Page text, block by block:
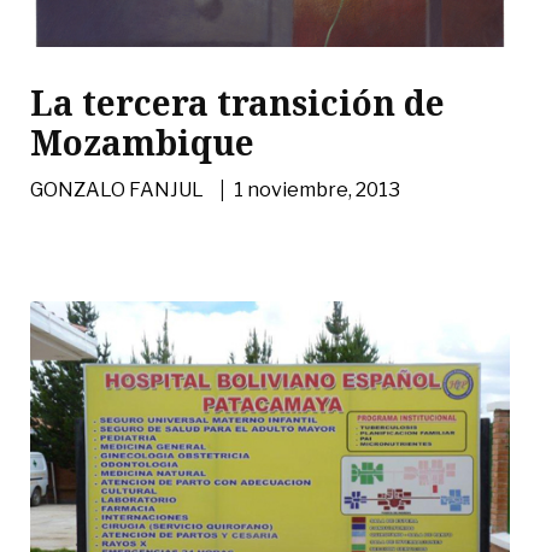
La tercera transición de
Mozambique
GONZALO FANJUL | 1 noviembre, 2013